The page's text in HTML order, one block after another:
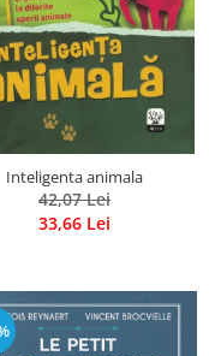
Inteligenta animala
42,07 Lei
33,66 Lei